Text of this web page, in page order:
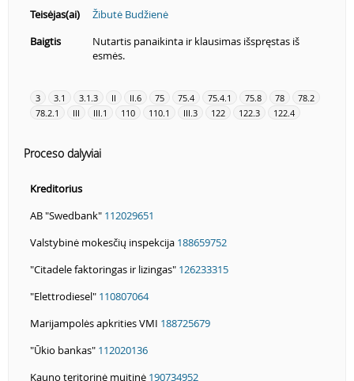
Teisėjas(ai)
Žibutė Budžienė
Baigtis
Nutartis panaikinta ir klausimas išspręstas iš
esmės.
3 3.1 3.1.3 II II.6 75 75.4 75.4.1 75.8 78
78.2
78.2.1
III III.1 110 110.1 III.3 122 122.3 122.4
Proceso dalyviai
Kreditorius
AB "Swedbank" 112029651
Valstybinė mokesčių inspekcija 188659752
"Citadele faktoringas ir lizingas" 126233315
"Elettrodiesel" 110807064
Marijampolės apkrities VMI 188725679
"Ūkio bankas" 112020136
Kauno teritorinė muitinė 190734952